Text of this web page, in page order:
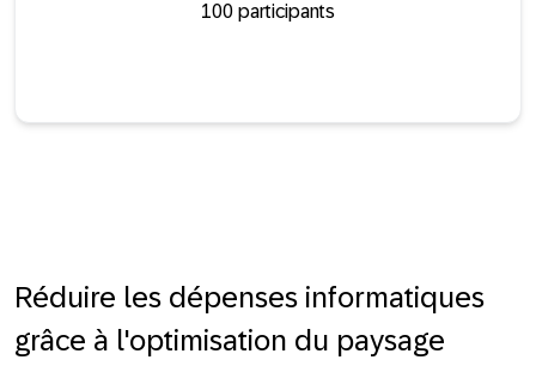
100 participants
Réduire les dépenses informatiques
grâce à l'optimisation du paysage